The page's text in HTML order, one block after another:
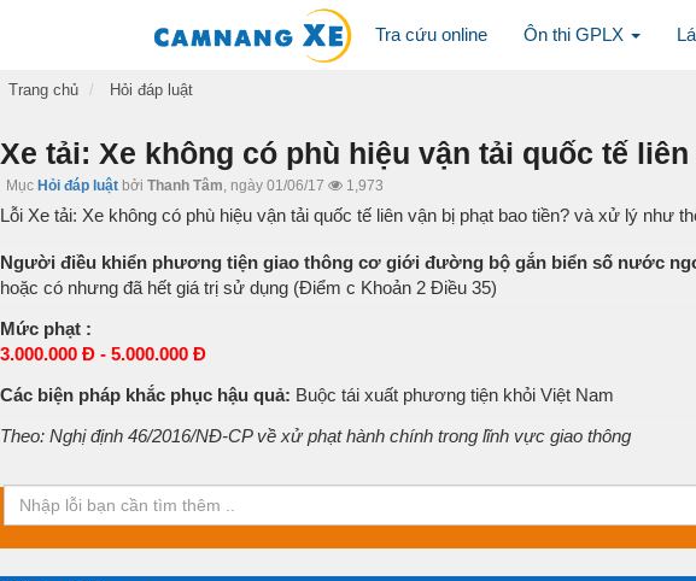
Tra cứu online Ôn thi GPLX
Trang chủ Hỏi đáp luật
Xe tải: Xe không có phù hiệu vận tải quốc tế
Mục Hỏi đáp luật bởi Thanh Tâm, ngày 01/06/17 1,973
Lỗi Xe tải: Xe không có phù hiệu vận tải quốc tế liên vận bị phạt bao tiền? và xử lý như
Người điều khiển phương tiện giao thông cơ giới đường bộ gắn biển số nước
hoặc có nhưng đã hết giá trị sử dụng (Điểm c Khoản 2 Điều 35)
Mức phạt :
3.000.000 Đ - 5.000.000 Đ
Các biện pháp khắc phục hậu quả: Buộc tái xuất phương tiện khỏi Việt Nam
Theo: Nghị định 46/2016/NĐ-CP về xử phạt hành chính trong lĩnh vực giao thông